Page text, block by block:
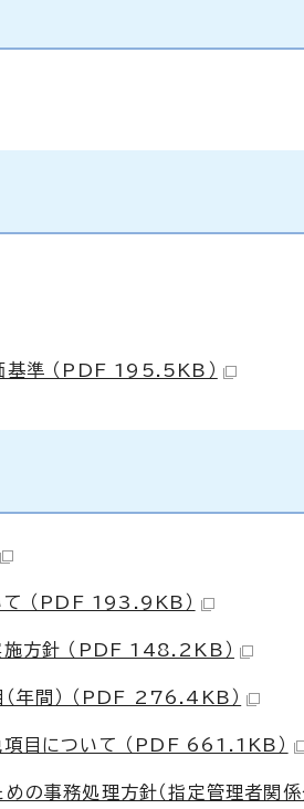
基準 （PDF 195.5KB）
（PDF 193.9KB）
方針 （PDF 148.2KB）
年間） （PDF 276.4KB）
目について （PDF 661.1KB）
の事務処理方針（指定管理者関